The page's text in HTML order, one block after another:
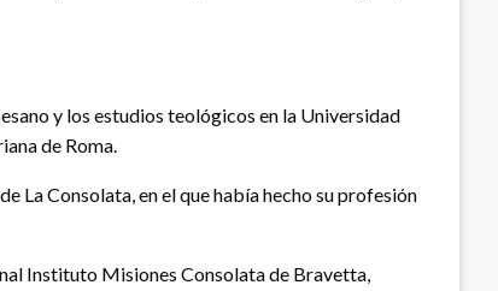
y los estudios teológicos en la Universidad
de Roma.
La Consolata, en el que había hecho su profesión
Instituto Misiones Consolata de Bravetta,